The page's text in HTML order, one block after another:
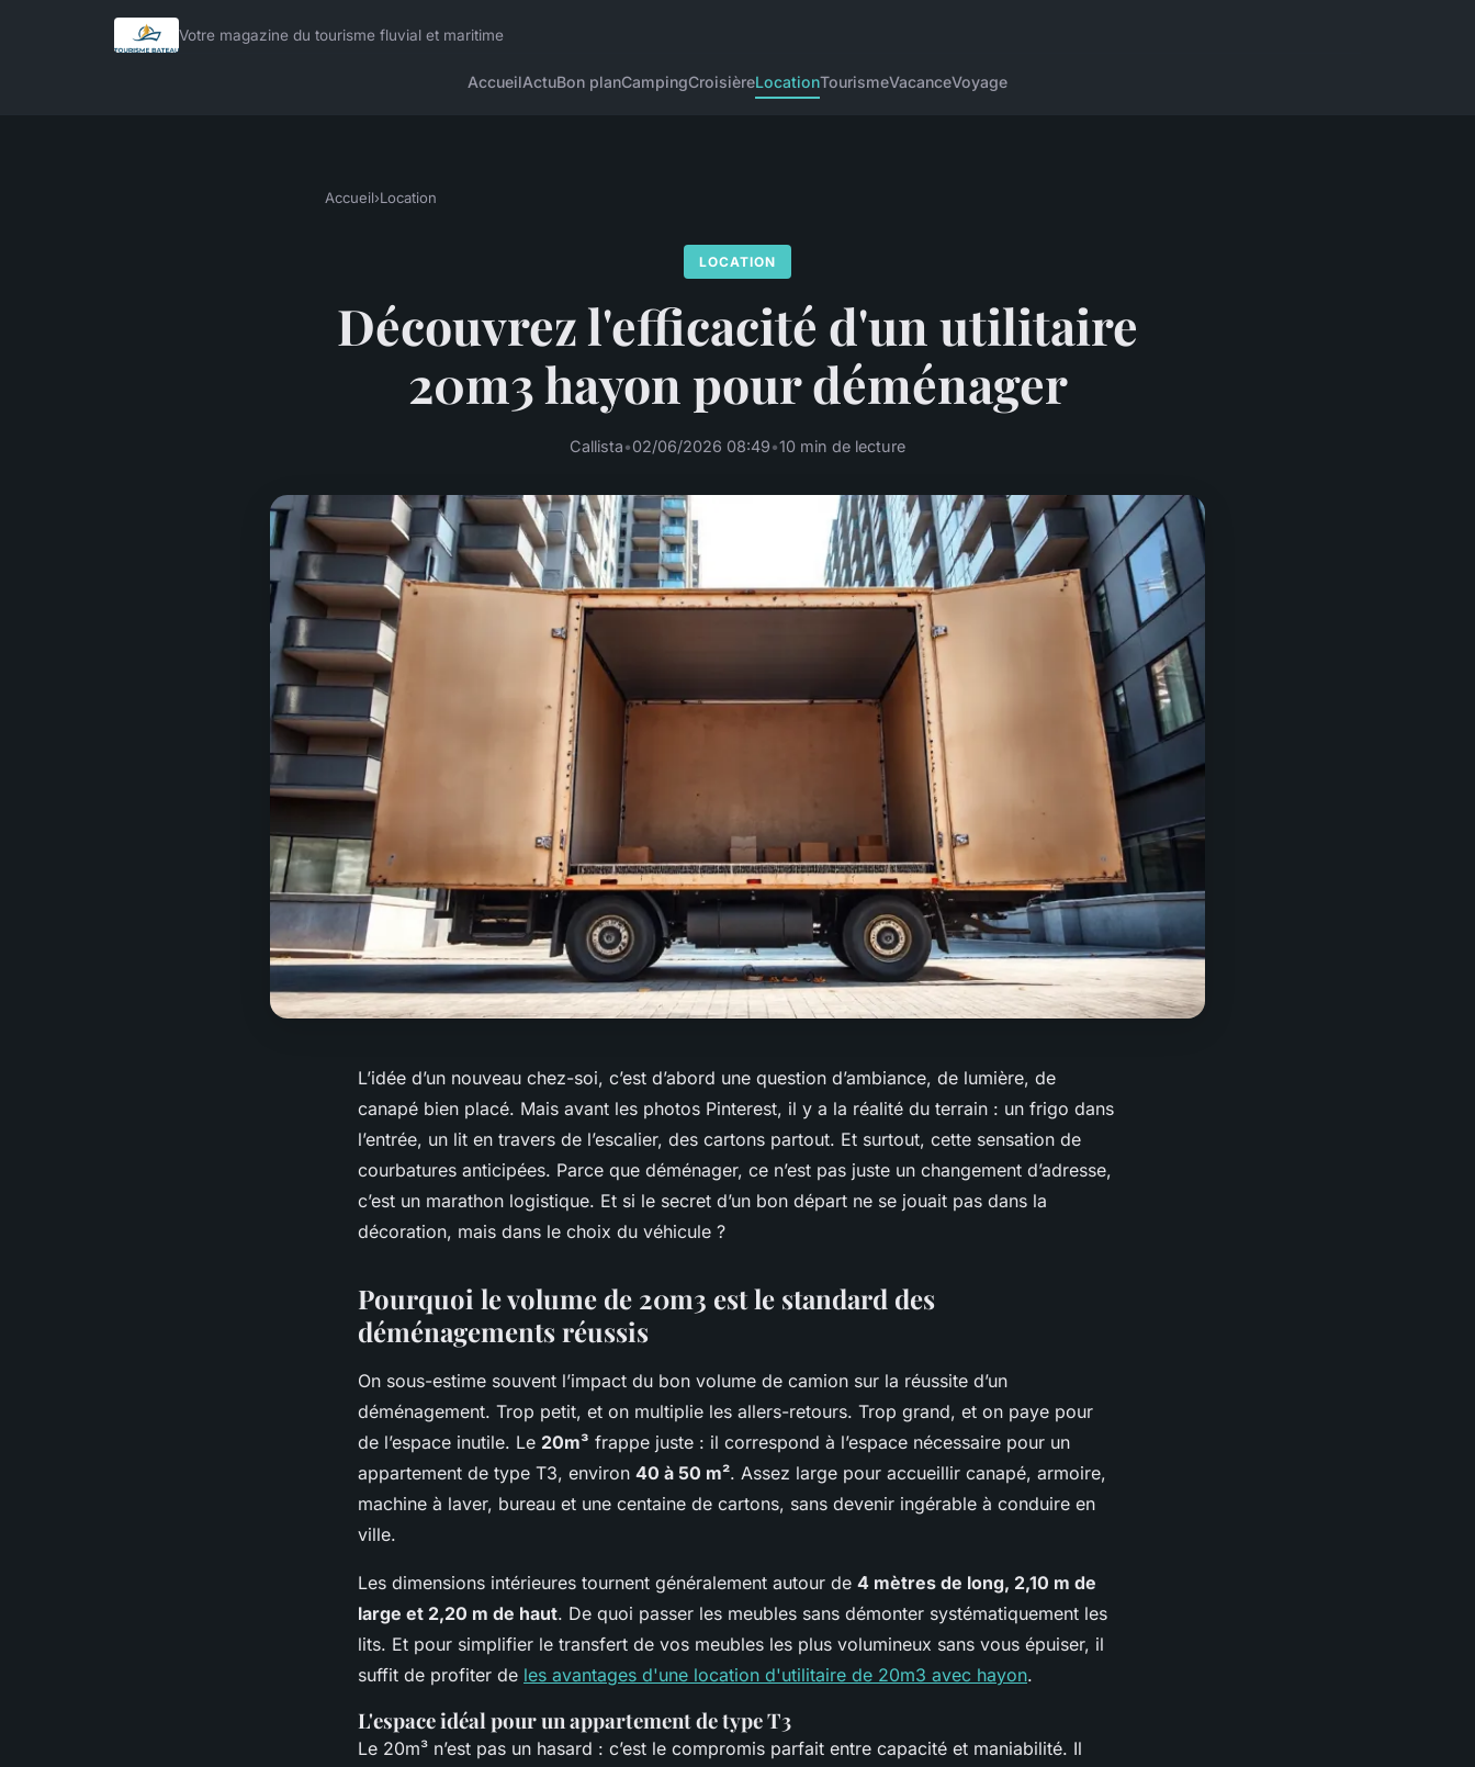
Votre magazine du tourisme fluvial et maritime
AccueilActuBon planCampingCroisièreLocationTourismeVacanceVoyage
Accueil›Location
LOCATION
Découvrez l'efficacité d'un utilitaire
20m3 hayon pour déménager
Callista•02/06/2026 08:49•10 min de lecture
L’idée d’un nouveau chez-soi, c’est d’abord une question d’ambiance, de lumière, de
canapé bien placé. Mais avant les photos Pinterest, il y a la réalité du terrain : un frigo dans
l’entrée, un lit en travers de l’escalier, des cartons partout. Et surtout, cette sensation de
courbatures anticipées. Parce que déménager, ce n’est pas juste un changement d’adresse,
c’est un marathon logistique. Et si le secret d’un bon départ ne se jouait pas dans la
décoration, mais dans le choix du véhicule ?
Pourquoi le volume de 20m3 est le standard des
déménagements réussis
On sous-estime souvent l’impact du bon volume de camion sur la réussite d’un
déménagement. Trop petit, et on multiplie les allers-retours. Trop grand, et on paye pour
de l’espace inutile. Le 20m³ frappe juste : il correspond à l’espace nécessaire pour un
appartement de type T3, environ 40 à 50 m². Assez large pour accueillir canapé, armoire,
machine à laver, bureau et une centaine de cartons, sans devenir ingérable à conduire en
ville.
Les dimensions intérieures tournent généralement autour de 4 mètres de long, 2,10 m de
large et 2,20 m de haut. De quoi passer les meubles sans démonter systématiquement les
lits. Et pour simplifier le transfert de vos meubles les plus volumineux sans vous épuiser, il
suffit de profiter de les avantages d'une location d'utilitaire de 20m3 avec hayon.
L'espace idéal pour un appartement de type T3
Le 20m³ n’est pas un hasard : c’est le compromis parfait entre capacité et maniabilité. Il